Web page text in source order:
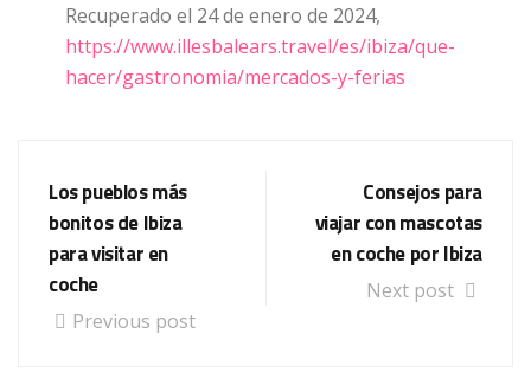
Recuperado el 24 de enero de 2024,
https://www.illesbalears.travel/es/ibiza/que-
hacer/gastronomia/mercados-y-ferias
Los pueblos más
bonitos de Ibiza
para visitar en
coche
Previous post
Consejos para
viajar con mascotas
en coche por Ibiza
Next post